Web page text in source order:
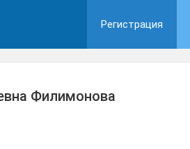
Регистрация
Филимонова